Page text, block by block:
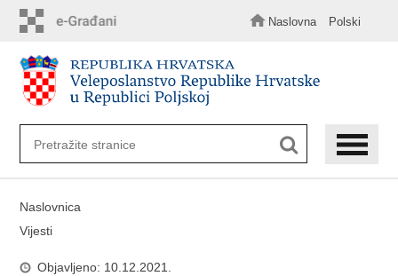
sadržaj
Naslovna Polski
Naslovnica
Vijesti
Objavljeno: 10.12.2021.